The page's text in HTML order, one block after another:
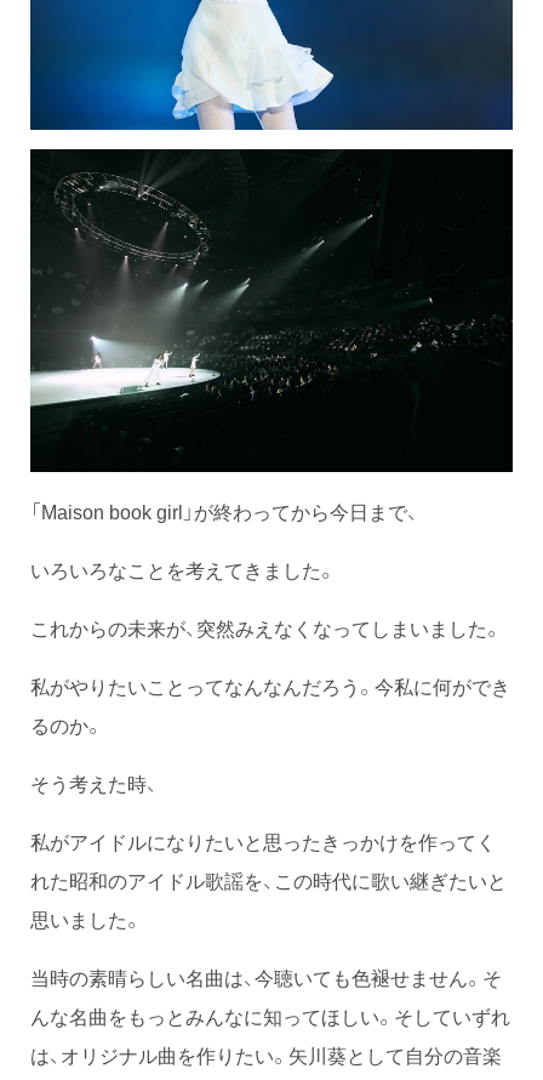
「Maison book girl」が終わってから今日まで、
いろいろなことを考えてきました。
これからの未来が、突然みえなくなってしまいました。
私がやりたいことってなんなんだろう。今私に何ができ
るのか。
そう考えた時、
私がアイドルになりたいと思ったきっかけを作ってく
れた昭和のアイドル歌謡を、この時代に歌い継ぎたいと
思いました。
当時の素晴らしい名曲は、今聴いても色褪せません。そ
んな名曲をもっとみんなに知ってほしい。そしていずれ
は、オリジナル曲を作りたい。矢川葵として自分の音楽